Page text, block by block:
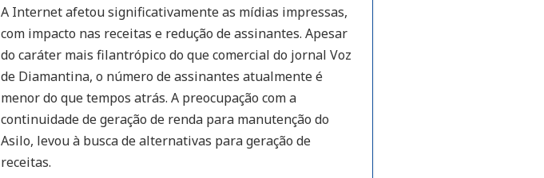
A Internet afetou significativamente as mídias impressas,
com impacto nas receitas e redução de assinantes. Apesar
do caráter mais filantrópico do que comercial do jornal Voz
de Diamantina, o número de assinantes atualmente é
menor do que tempos atrás. A preocupação com a
continuidade de geração de renda para manutenção do
Asilo, levou à busca de alternativas para geração de
receitas.